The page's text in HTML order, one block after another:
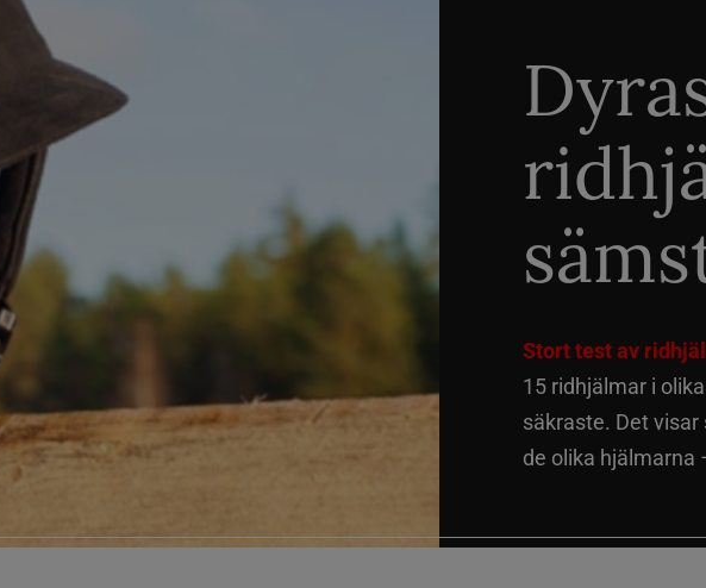
Stort test av
15 ridhjälmar i
säkraste. Det
de olika hjälmarna